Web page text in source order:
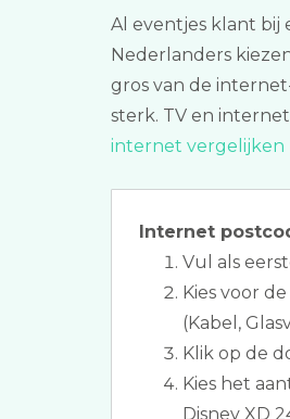
Al eventjes klant bij
Nederlanders
gros van de
sterk. TV en
internet vergelijken
Internet
Vul als
Kies voor
(Kabel,
Klik op de
Kies het
Disney XD